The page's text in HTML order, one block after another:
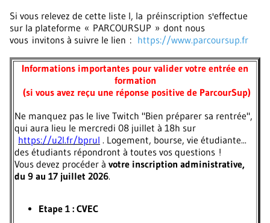
Si vous relevez de cette liste I, la préinscription s'effectue
sur la plateforme « PARCOURSUP » dont nous
vous invitons à suivre le lien : https://www.parcoursup.fr
Informations importantes pour valider votre entrée en
formation
(si vous avez reçu une réponse positive de ParcourSup)
Ne manquez pas le live Twitch "Bien préparer sa rentrée",
qui aura lieu le mercredi 08 juillet à 18h sur
https://u2l.fr/bprul . Logement, bourse, vie étudiante...
des étudiants répondront à toutes vos questions !
Vous devez procéder à votre inscription administrative,
du 9 au 17 juillet 2026.
Etape 1 : CVEC